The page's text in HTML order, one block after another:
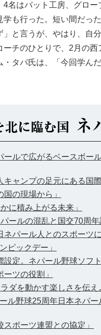
名はバット工房、グロー
学も行った。短い間だっ
と言うが、やはり、自
ーチのひとりで、2月の
タパ氏は、「今回学ん
ールで広がるベースボー
ャンプの足元にある国際
の現場から」
に積み上がる未来」
ールの混乱と国交70周年
パール人とのスポーツに
ピックデー」
定。ネパール野球ソフ
ツの役割」
ダを動かす楽しさを伝え
ル野球25周年日本ネパ
ポーツ連盟との協定」